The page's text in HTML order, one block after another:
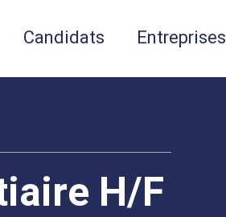
Candidats Entreprises
H/F